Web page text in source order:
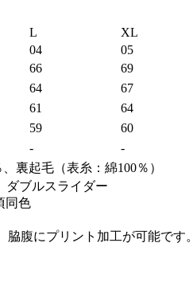
L
XL
04
05
66
69
64
67
61
64
59
60
- -
裏起毛（表糸：綿100％）
ブルスライダー
同色
腹にプリント加工が可能です。